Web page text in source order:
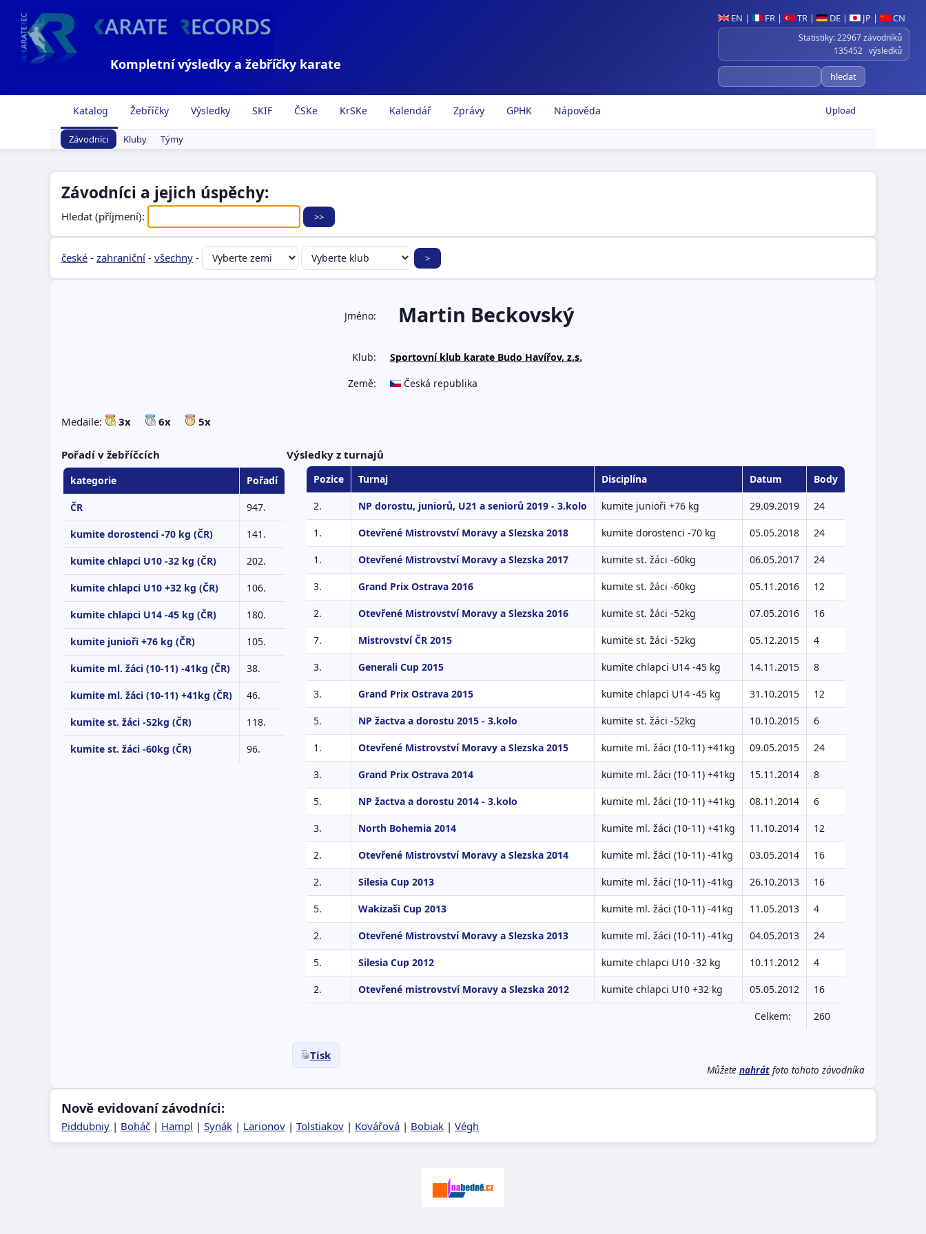
EN | FR | TR | DE | JP | CN
Statistiky: 22967 závodníků
135452 výsledků
Kompletní výsledky a žebříčky karate
Upload
Katalog Žebříčky Výsledky SKIF ČSKe KrSKe Kalendář Zprávy GPHK Nápověda
Závodníci Kluby Týmy
Závodníci a jejich úspěchy:
Hledat (příjmení):
české - zahraniční - všechny -
Jméno: Martin Beckovský
Klub:
Sportovní klub karate Budo Havířov, z.s.
Země:
Česká republika
Medaile: 3x 6x 5x
Pořadí v žebříčcích
kategorie Pořadí
ČR 947.
kumite dorostenci -70 kg (ČR) 141.
kumite chlapci U10 -32 kg (ČR) 202.
kumite chlapci U10 +32 kg (ČR) 106.
kumite chlapci U14 -45 kg (ČR) 180.
kumite junioři +76 kg (ČR) 105.
kumite ml. žáci (10-11) -41kg (ČR) 38.
kumite ml. žáci (10-11) +41kg (ČR) 46.
kumite st. žáci -52kg (ČR) 118.
kumite st. žáci -60kg (ČR) 96.
Výsledky z turnajů
Pozice Turnaj Disciplína Datum Body
2. NP dorostu, juniorů, U21 a seniorů 2019 - 3.kolo kumite junioři +76 kg 29.09.2019 24
1. Otevřené Mistrovství Moravy a Slezska 2018 kumite dorostenci -70 kg 05.05.2018 24
1. Otevřené Mistrovství Moravy a Slezska 2017 kumite st. žáci -60kg 06.05.2017 24
3. Grand Prix Ostrava 2016 kumite st. žáci -60kg 05.11.2016 12
2. Otevřené Mistrovství Moravy a Slezska 2016 kumite st. žáci -52kg 07.05.2016 16
7. Mistrovství ČR 2015 kumite st. žáci -52kg 05.12.2015 4
3. Generali Cup 2015 kumite chlapci U14 -45 kg 14.11.2015 8
3. Grand Prix Ostrava 2015 kumite chlapci U14 -45 kg 31.10.2015 12
5. NP žactva a dorostu 2015 - 3.kolo kumite st. žáci -52kg 10.10.2015 6
1. Otevřené Mistrovství Moravy a Slezska 2015 kumite ml. žáci (10-11) +41kg 09.05.2015 24
3. Grand Prix Ostrava 2014 kumite ml. žáci (10-11) +41kg 15.11.2014 8
5. NP žactva a dorostu 2014 - 3.kolo kumite ml. žáci (10-11) +41kg 08.11.2014 6
3. North Bohemia 2014 kumite ml. žáci (10-11) +41kg 11.10.2014 12
2. Otevřené Mistrovství Moravy a Slezska 2014 kumite ml. žáci (10-11) -41kg 03.05.2014 16
2. Silesia Cup 2013 kumite ml. žáci (10-11) -41kg 26.10.2013 16
5. Wakizaši Cup 2013 kumite ml. žáci (10-11) -41kg 11.05.2013 4
2. Otevřené Mistrovství Moravy a Slezska 2013 kumite ml. žáci (10-11) -41kg 04.05.2013 24
5. Silesia Cup 2012 kumite chlapci U10 -32 kg 10.11.2012 4
2. Otevřené mistrovství Moravy a Slezska 2012 kumite chlapci U10 +32 kg 05.05.2012 16
Celkem: 260
Tisk
Můžete nahrát foto tohoto závodníka
Nově evidovaní závodníci:
Piddubniy | Boháč | Hampl | Synák | Larionov | Tolstiakov | Kovářová | Bobiak | Végh